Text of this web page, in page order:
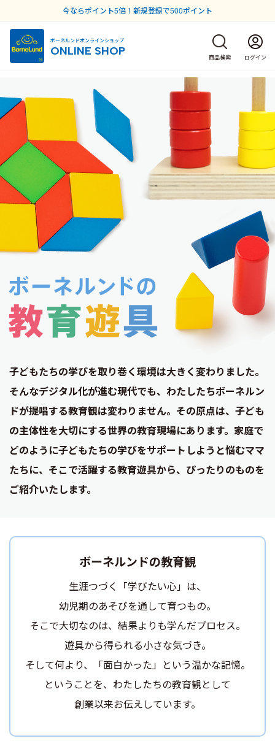
今ならポイント5倍！新規登録で500ポイント
ボーネルンドオンラインショップ
ONLINE SHOP 商品検索 ログイン
子どもたちの学びを取り巻く環境は大きく変わりました。
そんなデジタル化が進む現代でも、わたしたちボーネルン
ドが提唱する教育観は変わりません。その原点は、子ども
の主体性を大切にする世界の教育現場にあります。家庭で
どのように子どもたちの学びをサポートしようと悩むママ
たちに、そこで活躍する教育遊具から、ぴったりのものを
ご紹介いたします。
ボーネルンドの教育観
生涯つづく「学びたい心」は、
幼児期のあそびを通して育つもの。
そこで大切なのは、結果よりも学んだプロセス。
遊具から得られる小さな気づき。
そして何より、「面白かった」という温かな記憶。
ということを、わたしたちの教育観として
創業以来お伝えしています。